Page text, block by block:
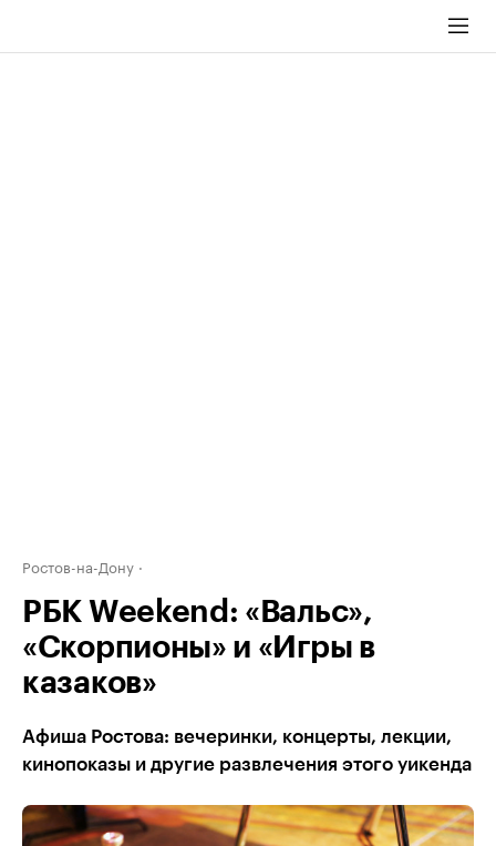
Ростов-на-Дону
РБК Weekend: «Вальс»,
«Скорпионы» и «Игры в
казаков»
Афиша Ростова: вечеринки, концерты, лекции,
кинопоказы и другие развлечения этого уикенда